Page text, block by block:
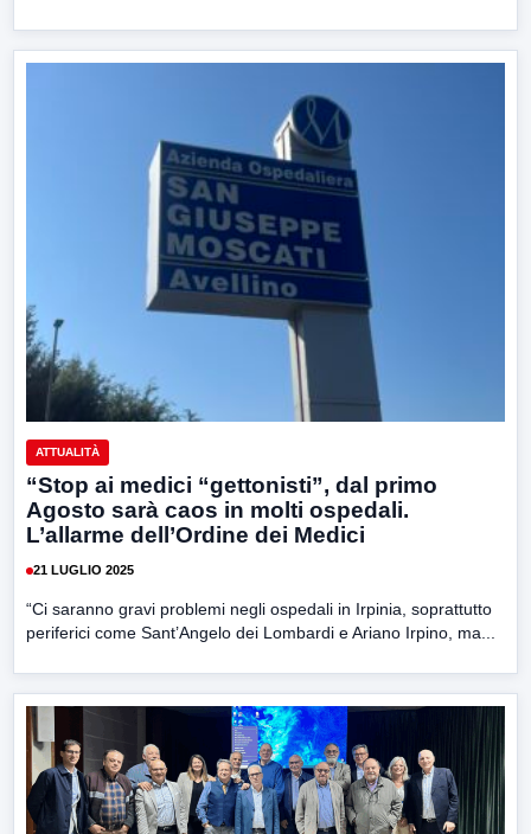
ATTUALITÀ
“Stop ai medici “gettonisti”, dal primo
Agosto sarà caos in molti ospedali.
L’allarme dell’Ordine dei Medici
21 LUGLIO 2025
“Ci saranno gravi problemi negli ospedali in Irpinia, soprattutto
periferici come Sant’Angelo dei Lombardi e Ariano Irpino, ma...